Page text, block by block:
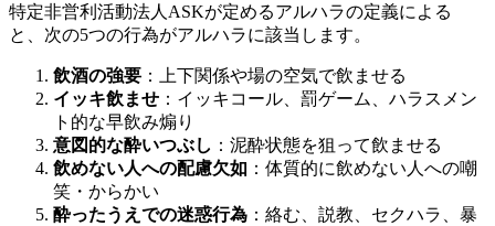
特定非営利活動法人ASKが定めるアルハラの定義による
と、次の5つの行為がアルハラに該当します。
飲酒の強要 ：上下関係や場の空気で飲ませる
イッキ飲ませ ：イッキコール、罰ゲーム、ハラスメン
ト的な早飲み煽り
意図的な酔いつぶし ：泥酔状態を狙って飲ませる
飲めない人への配慮欠如 ：体質的に飲めない人への嘲
笑・からかい
酔ったうえでの迷惑行為 ：絡む、説教、セクハラ、暴